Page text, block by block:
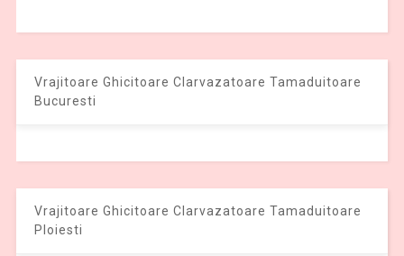
Vrajitoare Ghicitoare Clarvazatoare Tamaduitoare
Bucuresti
Vrajitoare Ghicitoare Clarvazatoare Tamaduitoare
Ploiesti